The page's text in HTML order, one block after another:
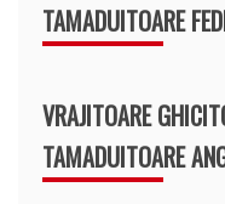
TAMADUITOARE
VRAJITOARE
TAMADUITOARE